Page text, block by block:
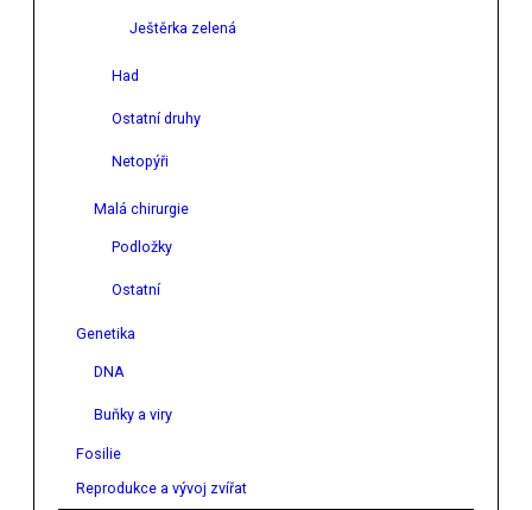
Ještěrka zelená
Had
Ostatní druhy
Netopýři
Malá chirurgie
Podložky
Ostatní
Genetika
DNA
Buňky a viry
Fosilie
Reprodukce a vývoj zvířat